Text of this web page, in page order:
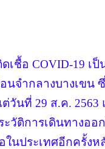
ชื้อ COVID-19 เป็
จำกลางบางเขน
วันที่ 29 ส.ค. 2563
วัติการเดินทางออ
นประเทศอีกครั้งห